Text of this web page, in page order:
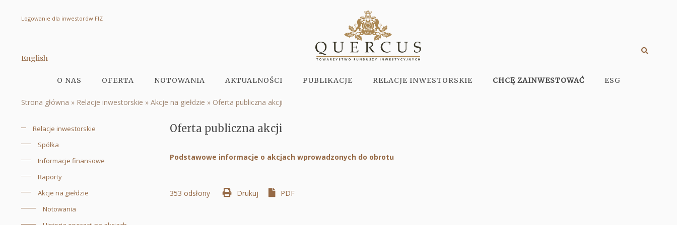
Oferta
akcji
S.A.
Logowanie dla inwestorów FIZ
English
serwisu
O NAS OFERTA NOTOWANIA AKTUALNOŚCI PUBLIKACJE RELACJE INWESTORSKIE CHCĘ ZAINWESTOWAĆ ESG
Ścieżka
nawigacyjna
Strona główna Relacje inwestorskie Akcje na giełdzie Oferta publiczna akcji
Menu
serwisu
Relacje inwestorskie
Spółka
Informacje finansowe
Raporty
Akcje na giełdzie
Notowania
Oferta publiczna akcji
Podstawowe informacje o akcjach wprowadzonych do obrotu
Drukuj OtworzyPDF
353 odsłony